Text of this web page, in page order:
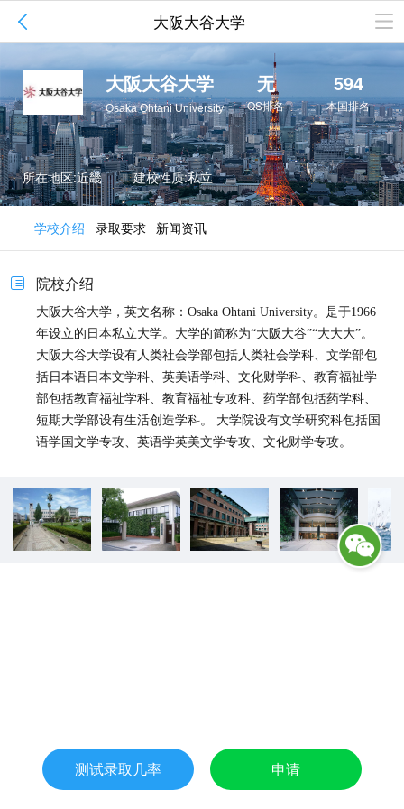
 大阪大谷大学
大阪大谷大学
Osaka Ohtani University
无
QS排名
594
本国排名
所在地区:近畿 建校性质:私立
学校介绍 录取要求 新闻资讯
 院校介绍
大阪大谷大学，英文名称：Osaka Ohtani University。是于1966
年设立的日本私立大学。大学的简称为“大阪大谷”“大大大”。
大阪大谷大学设有人类社会学部包括人类社会学科、文学部包
括日本语日本文学科、英美语学科、文化财学科、教育福祉学
部包括教育福祉学科、教育福祉专攻科、药学部包括药学科、
短期大学部设有生活创造学科。 大学院设有文学研究科包括国
语学国文学专攻、英语学英美文学专攻、文化财学专攻。
测试录取几率 申请